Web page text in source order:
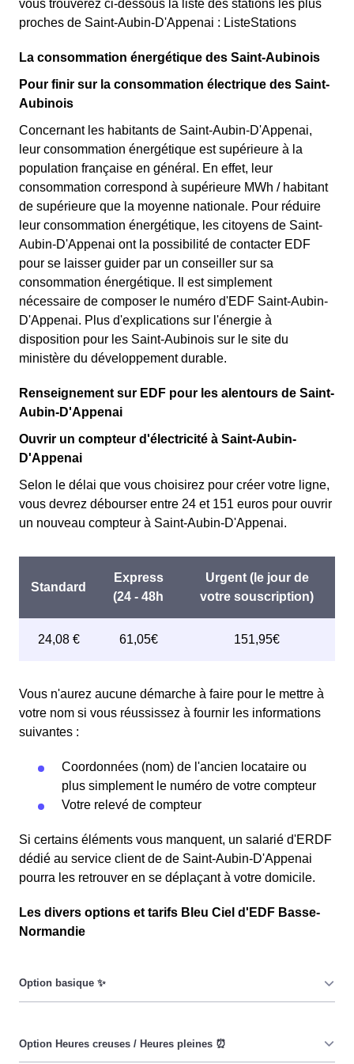
vous trouverez ci-dessous la liste des stations les plus
proches de Saint-Aubin-D'Appenai : ListeStations
La consommation énergétique des Saint-Aubinois
Pour finir sur la consommation électrique des Saint-
Aubinois
Concernant les habitants de Saint-Aubin-D'Appenai,
leur consommation énergétique est supérieure à la
population française en général. En effet, leur
consommation correspond à supérieure MWh / habitant
de supérieure que la moyenne nationale. Pour réduire
leur consommation énergétique, les citoyens de Saint-
Aubin-D'Appenai ont la possibilité de contacter EDF
pour se laisser guider par un conseiller sur sa
consommation énergétique. Il est simplement
nécessaire de composer le numéro d'EDF Saint-Aubin-
D'Appenai. Plus d'explications sur l'énergie à
disposition pour les Saint-Aubinois sur le site du
ministère du développement durable.
Renseignement sur EDF pour les alentours de Saint-
Aubin-D'Appenai
Ouvrir un compteur d'électricité à Saint-Aubin-
D'Appenai
Selon le délai que vous choisirez pour créer votre ligne,
vous devrez débourser entre 24 et 151 euros pour ouvrir
un nouveau compteur à Saint-Aubin-D'Appenai.
Vous n'aurez aucune démarche à faire pour le mettre à
votre nom si vous réussissez à fournir les informations
suivantes :
Coordonnées (nom) de l'ancien locataire ou
plus simplement le numéro de votre compteur
Votre relevé de compteur
Si certains éléments vous manquent, un salarié d'ERDF
dédié au service client de de Saint-Aubin-D'Appenai
pourra les retrouver en se déplaçant à votre domicile.
Les divers options et tarifs Bleu Ciel d'EDF Basse-
Normandie
date, ni de l'heure, que ce soit en à Saint-Aubin-
D'Appenai ou ailleurs. 💡